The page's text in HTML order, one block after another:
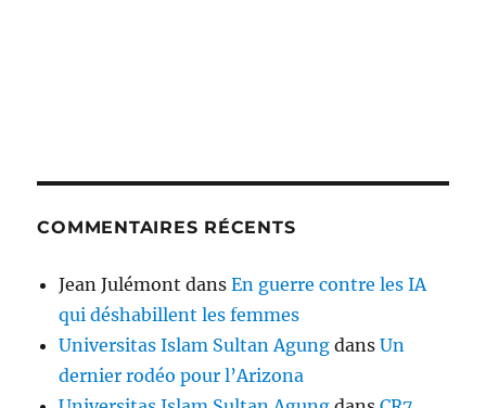
COMMENTAIRES RÉCENTS
Jean Julémont dansEn guerre contre les IA
qui déshabillent les femmes
Universitas Islam Sultan Agung dansUn
dernier rodéo pour l’Arizona